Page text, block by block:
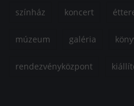
színház koncert
múzeum galéria
rendezvényközpont